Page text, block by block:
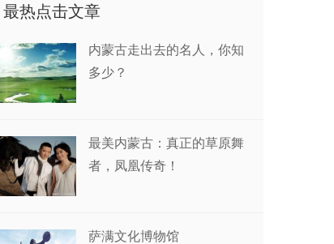
最热点击文章
内蒙古走出去的名人，你知
多少？
最美内蒙古：真正的草原舞
者，凤凰传奇！
萨满文化博物馆